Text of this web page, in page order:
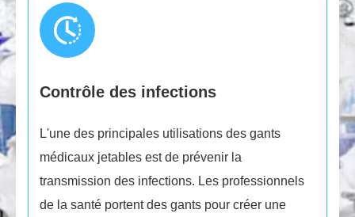
Contrôle des infections
L'une des principales utilisations des gants
médicaux jetables est de prévenir la
transmission des infections. Les professionnels
de la santé portent des gants pour créer une